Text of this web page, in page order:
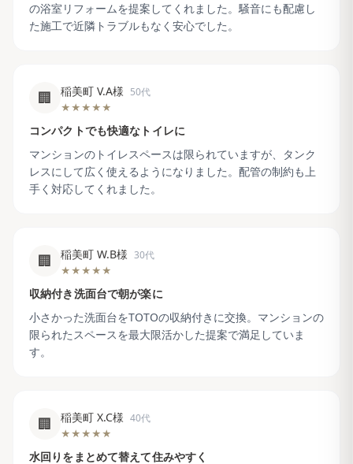
の浴室リフォームを提案してくれました。騒音にも配慮し
た施工で近隣トラブルもなく安心でした。
🏢 稲美町 V.A様 50代
★★★★★
コンパクトでも快適なトイレに
マンションのトイレスペースは限られていますが、タンク
レスにして広く使えるようになりました。配管の制約も上
手く対応してくれました。
🏢 稲美町 W.B様 30代
★★★★★
収納付き洗面台で朝が楽に
小さかった洗面台をTOTOの収納付きに交換。マンションの
限られたスペースを最大限活かした提案で満足していま
す。
🏢 稲美町 X.C様 40代
★★★★★
水回りをまとめて替えて住みやすく